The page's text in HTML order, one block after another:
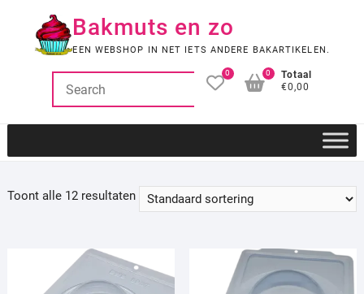
Bakmuts en zo
EEN WEBSHOP IN NET IETS ANDERE BAKARTIKELEN.
0
Totaal
€0,00
0
Toont alle 12 resultaten